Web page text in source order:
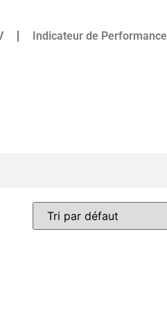
Indicateur de Performance